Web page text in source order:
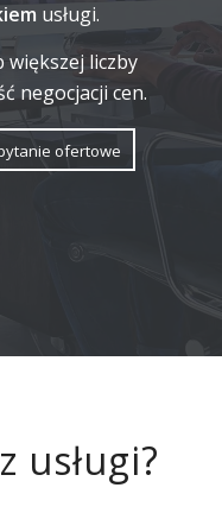
usługi.
większej liczby
negocjacji cen.
ofertowe
usługi?